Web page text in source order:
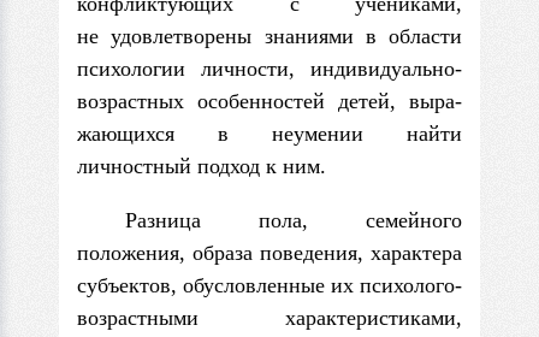
не удовлетворены знаниями в области
психологии личности, индивидуально-
возрастных особенностей детей, выра­
жающихся в неумении найти
личностный подход к ним.
Разница пола, семейного
положения, образа поведения, характера
субъек­тов, обусловленные их психолого-
возрастными характеристиками,